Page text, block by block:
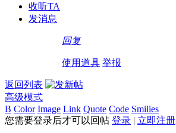
收听TA
发消息
回复
使用道具 举报
返回列表
高级模式
B Color Image Link Quote Code Smilies
您需要登录后才可以回帖 登录 | 立即注册